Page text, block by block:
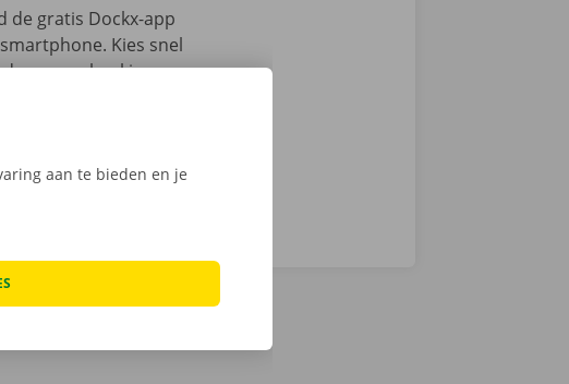
de gratis Dockx-app
Kies snel
app en haal jouw
aan te bieden en je